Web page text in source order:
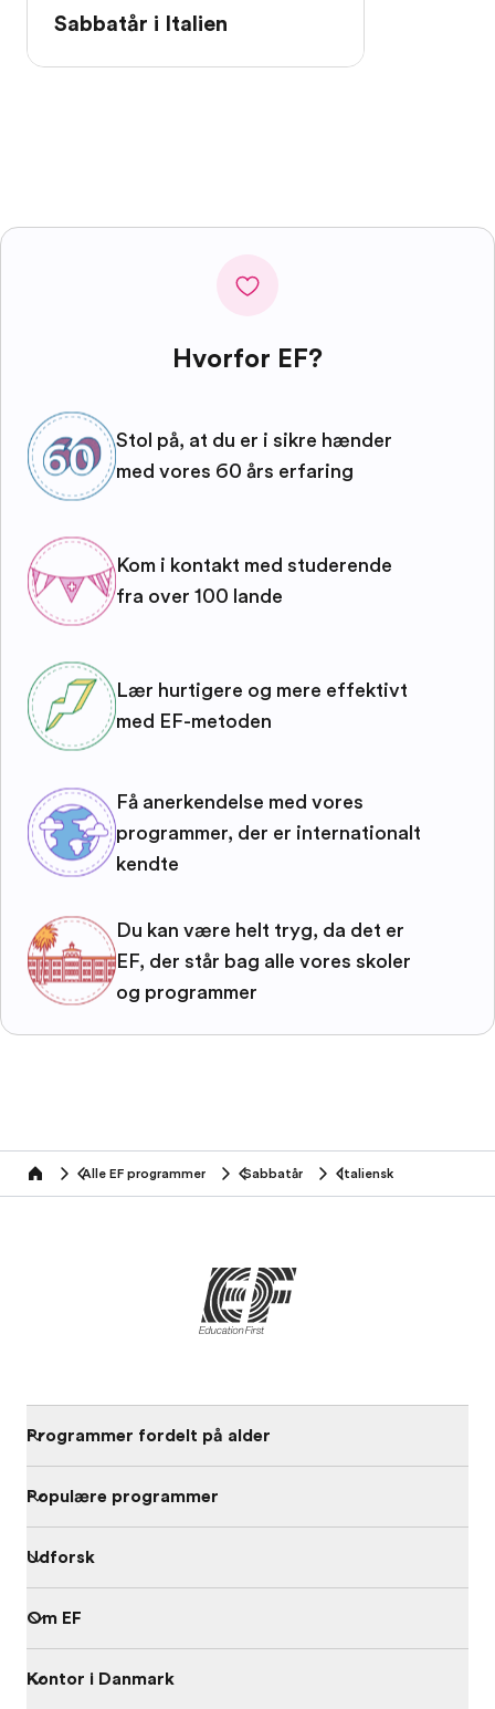
Sabbatår i Italien
Hvorfor EF?
Stol på, at du er i sikre hænder
med vores 60 års erfaring
Kom i kontakt med studerende
fra over 100 lande
Lær hurtigere og mere effektivt
med EF-metoden
Få anerkendelse med vores
programmer, der er internationalt
kendte
Du kan være helt tryg, da det er
EF, der står bag alle vores skoler
og programmer
home Alle EF programmer Sabbatår Italiensk
Programmer fordelt på alder
Populære programmer
Udforsk
Om EF
Kontor i Danmark